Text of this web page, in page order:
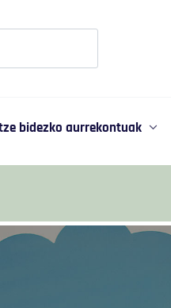
bidezko aurrekontuak